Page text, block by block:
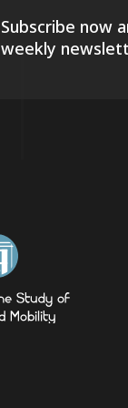
Subscribe now
weekly